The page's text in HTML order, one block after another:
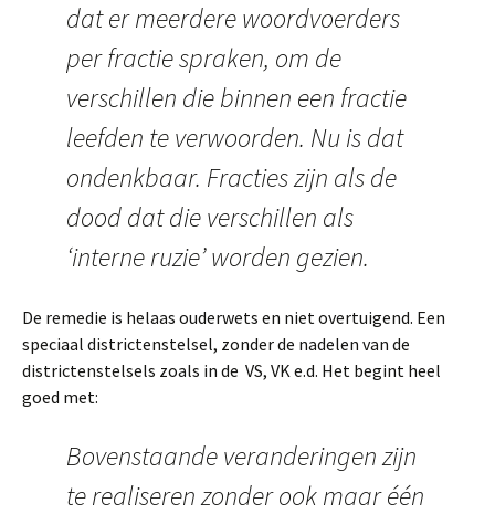
dat er meerdere woordvoerders
per fractie spraken, om de
verschillen die binnen een fractie
leefden te verwoorden. Nu is dat
ondenkbaar. Fracties zijn als de
dood dat die verschillen als
‘interne ruzie’ worden gezien.
De remedie is helaas ouderwets en niet overtuigend. Een
speciaal districtenstelsel, zonder de nadelen van de
districtenstelsels zoals in de VS, VK e.d. Het begint heel
goed met:
Bovenstaande veranderingen zijn
te realiseren zonder ook maar één